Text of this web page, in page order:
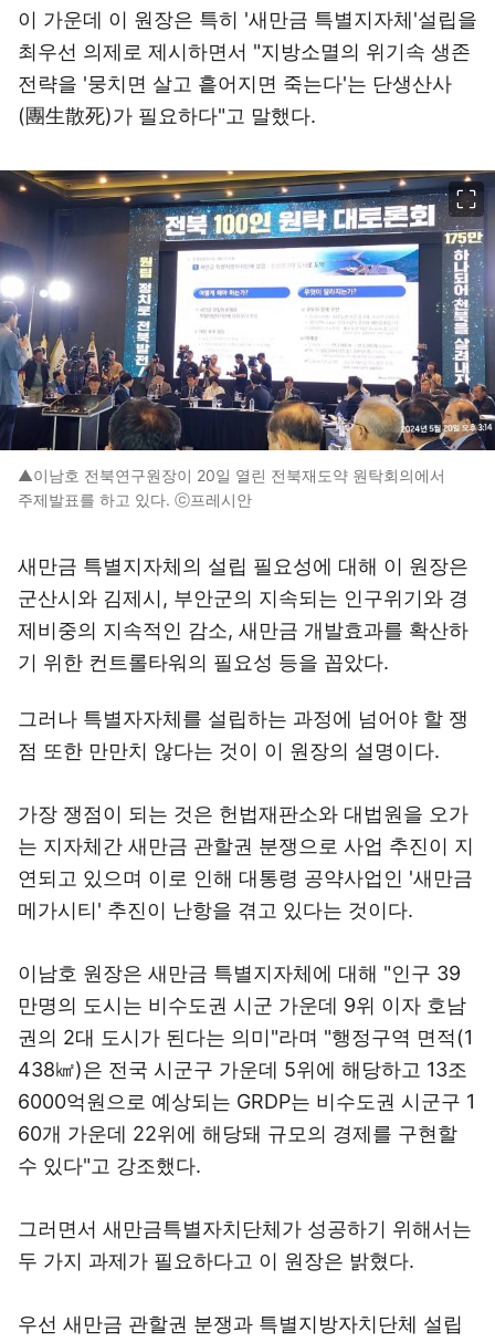
이 가운데 이 원장은 특히 '새만금 특별지자체'설립을
최우선 의제로 제시하면서 "지방소멸의 위기속 생존
전략을 '뭉치면 살고 흩어지면 죽는다'는 단생산사
(團生散死)가 필요하다"고 말했다.
▲이남호 전북연구원장이 20일 열린 전북재도약 원탁회의에서
주제발표를 하고 있다. ⓒ프레시안
새만금 특별지자체의 설립 필요성에 대해 이 원장은
군산시와 김제시, 부안군의 지속되는 인구위기와 경
제비중의 지속적인 감소, 새만금 개발효과를 확산하
기 위한 컨트롤타워의 필요성 등을 꼽았다.
그러나 특별자자체를 설립하는 과정에 넘어야 할 쟁
점 또한 만만치 않다는 것이 이 원장의 설명이다.
가장 쟁점이 되는 것은 헌법재판소와 대법원을 오가
는 지자체간 새만금 관할권 분쟁으로 사업 추진이 지
연되고 있으며 이로 인해 대통령 공약사업인 '새만금
메가시티' 추진이 난항을 겪고 있다는 것이다.
이남호 원장은 새만금 특별지자체에 대해 "인구 39
만명의 도시는 비수도권 시군 가운데 9위 이자 호남
권의 2대 도시가 된다는 의미"라며 "행정구역 면적(1
438㎢)은 전국 시군구 가운데 5위에 해당하고 13조
6000억원으로 예상되는 GRDP는 비수도권 시군구 1
60개 가운데 22위에 해당돼 규모의 경제를 구현할
수 있다"고 강조했다.
그러면서 새만금특별자치단체가 성공하기 위해서는
두 가지 과제가 필요하다고 이 원장은 밝혔다.
우선 새만금 관할권 분쟁과 특별지방자치단체 설립